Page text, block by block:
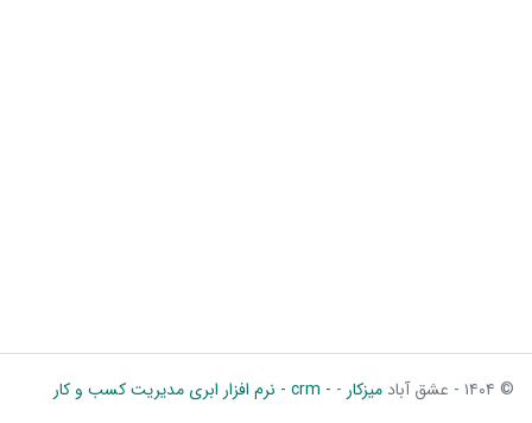
© ۱۴۰۴ - عشق آباد میزکار - - crm - نرم افزار ابری مدیریت کسب و کار